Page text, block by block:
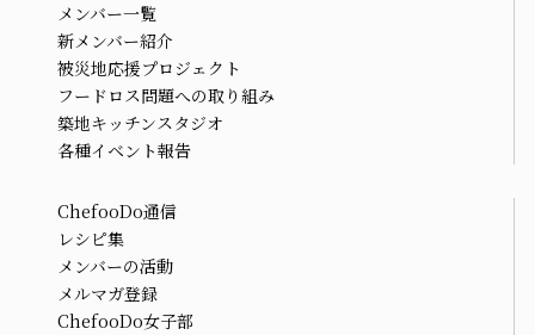
メンバー一覧
新メンバー紹介
被災地応援プロジェクト
フードロス問題への取り組み
築地キッチンスタジオ
各種イベント報告
ChefooDo通信
レシピ集
メンバーの活動
メルマガ登録
ChefooDo女子部